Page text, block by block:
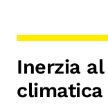
Inerzia
climatica